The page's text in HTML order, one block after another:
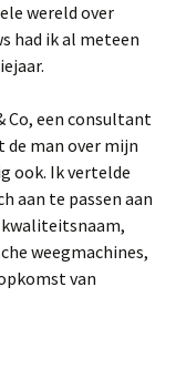
wereld over
had ik al meteen
Co, een consultant
de man over mijn
ook. Ik vertelde
aan te passen aan
kwaliteitsnaam,
weegmachines,
van